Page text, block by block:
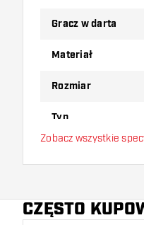
który wariant
Gracz w darta
Materiał
Rozmiar
Typ
Główny kolor
Zobacz wszystkie
CZĘSTO